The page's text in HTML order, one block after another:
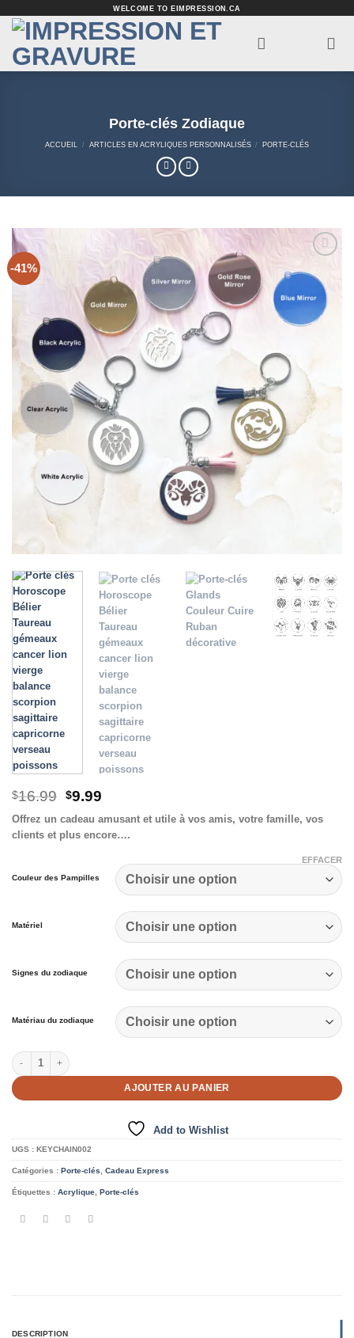
contenu
WELCOME TO EIMPRESSION.CA
Porte-clés Zodiaque
ACCUEIL / ARTICLES EN ACRYLIQUES PERSONNALISÉS / PORTE-CLÉS
-41%
Wishlist
$16.99 Le
initial
était :
$9.99Le
actuel
est :
Offrez un cadeau amusant et utile à vos amis, votre famille, vos
clients et plus encore….
Couleur des Pampilles
Matériel
Signes du zodiaque
Matériau du zodiaque
EFFACER
quantité de Porte-clés Zodiaque
AJOUTER AU PANIER
Add to Wishlist
UGS : KEYCHAIN002
Catégories : Porte-clés Cadeau Express
Étiquettes : Acrylique Porte-clés
DESCRIPTION